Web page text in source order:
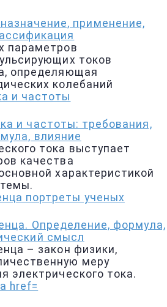
применение,
параметров
токов
определяющая
колебаний
и частоты: требования,
влияние
тока выступает
качества
характеристикой
Определение, формула,
смысл
– закон физики,
меру
электрического тока.